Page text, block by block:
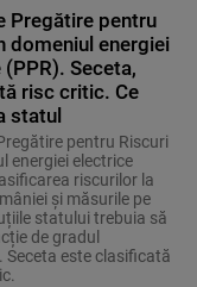
Pregătire pentru
domeniul energiei
Seceta,
risc critic. Ce
statul
pentru Riscuri
energiei electrice
riscurilor la
și măsurile pe
statului trebuia să
de gradul
Seceta este clasificată